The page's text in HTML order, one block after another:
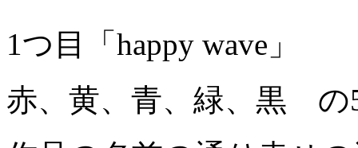
1つ目「happy wave」
赤、黄、青、緑、黒 の